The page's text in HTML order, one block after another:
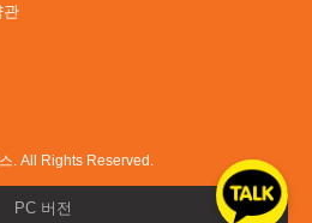
관
. All Rights Reserved.
PC 버전